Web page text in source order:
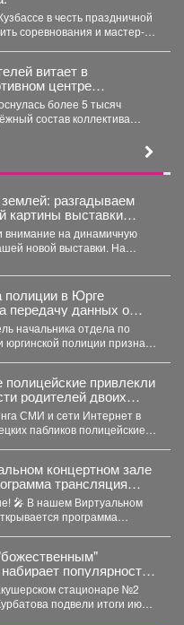
в честь праздничной
соревнования и мастер-
витает в
центре
уже больше 30
более 5 тысяч
разгадываем
картины выставки
автор Тамара
внимание на динамичную
новой выставки. На
полиции в Юрге
передачу данных о
начальника отдела по
полиции признан
полицейские привлекли
родителей двоих
СМИ и сети Интернет в
пабликов полицейские
концертном зале
трансляция
«Споём любимое и
программа
популярность
за месяц
стационаре №2
подвели итоги июля.